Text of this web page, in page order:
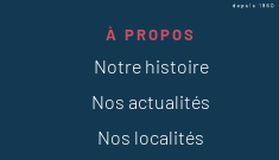
À PROPOS
Notre histoire
Nos actualités
Nos localités